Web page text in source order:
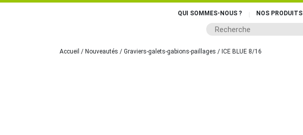
QUI SOMMES-NOUS ? NOS PRODUITS
Accueil / Nouveautés / Graviers-galets-gabions-paillages / ICE BLUE 8/16